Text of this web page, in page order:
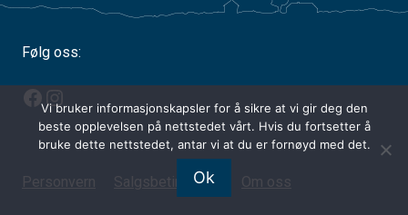
Følg oss:
Facebook
Instagram
Personvern Salgsbetingelser Om oss
Vi bruker informasjonskapsler for å sikre at vi gir deg den
beste opplevelsen på nettstedet vårt. Hvis du fortsetter å
bruke dette nettstedet, antar vi at du er fornøyd med det.
Ok